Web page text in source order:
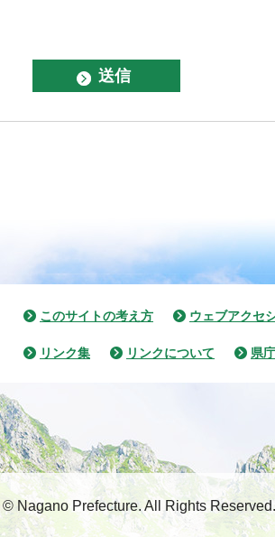
このサイトの考え方 ウェブアクセ
リンク集 リンクについて 県
Nagano Prefecture. All Rights Reserved.